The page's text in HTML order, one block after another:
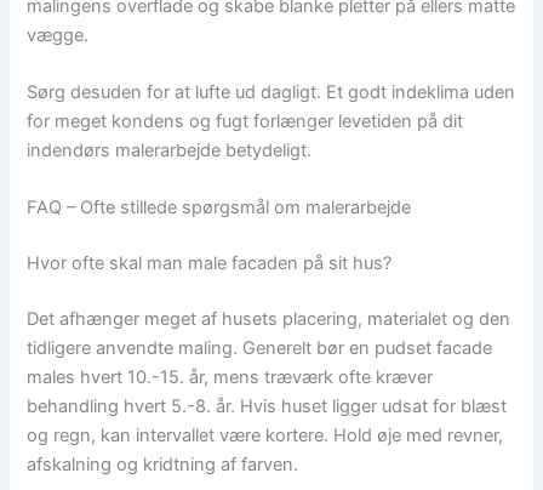
malingens overflade og skabe blanke pletter på ellers matte
vægge.
Sørg desuden for at lufte ud dagligt. Et godt indeklima uden
for meget kondens og fugt forlænger levetiden på dit
indendørs malerarbejde betydeligt.
FAQ – Ofte stillede spørgsmål om malerarbejde
Hvor ofte skal man male facaden på sit hus?
Det afhænger meget af husets placering, materialet og den
tidligere anvendte maling. Generelt bør en pudset facade
males hvert 10.-15. år, mens træværk ofte kræver
behandling hvert 5.-8. år. Hvis huset ligger udsat for blæst
og regn, kan intervallet være kortere. Hold øje med revner,
afskalning og kridtning af farven.